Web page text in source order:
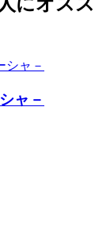
にオスス
ャ－